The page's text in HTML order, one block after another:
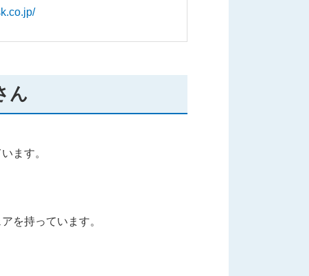
ん
ます。
を持っています。